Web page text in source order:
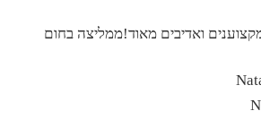
ואדיבים מאוד!ממליצה בחום